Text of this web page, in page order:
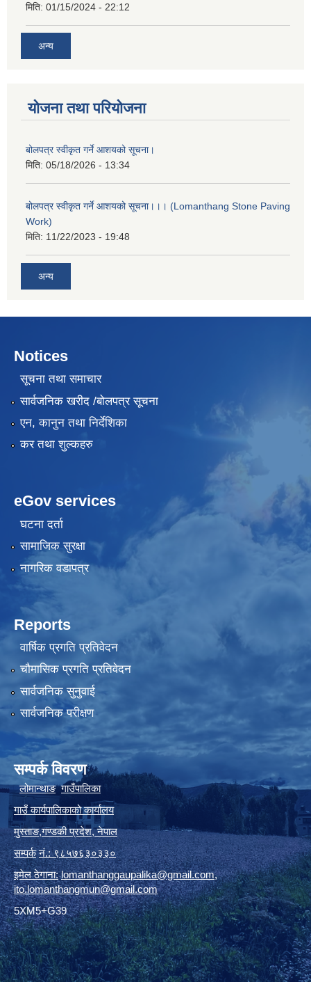
मिति: 01/15/2024 - 22:12
अन्य
योजना तथा परियोजना
बोलपत्र स्वीकृत गर्ने आशयको सूचना।
मिति: 05/18/2026 - 13:34
बोलपत्र स्वीकृत गर्ने आशयको सूचना।।। (Lomanthang Stone Paving
Work)
मिति: 11/22/2023 - 19:48
अन्य
Notices
सूचना तथा समाचार
सार्वजनिक खरीद /बोलपत्र सूचना
एन, कानुन तथा निर्देशिका
कर तथा शुल्कहरु
eGov services
घटना दर्ता
सामाजिक सुरक्षा
नागरिक वडापत्र
Reports
वार्षिक प्रगति प्रतिवेदन
चौमासिक प्रगति प्रतिवेदन
सार्वजनिक सुनुवाई
सार्वजनिक परीक्षण
सम्पर्क विवरण
लोमान्थाङ गाउँपालिका
गाउँ कार्यपालिकाको कार्यालय
मुस्ताङ,गण्डकी प्रदेश,नेपाल
सम्पर्क नं.: ९८५७६३०३३०
इमेल ठेगाना: lomanthanggaupalika@gmail.com,
ito.lomanthangmun@gmail.com
5XM5+G39